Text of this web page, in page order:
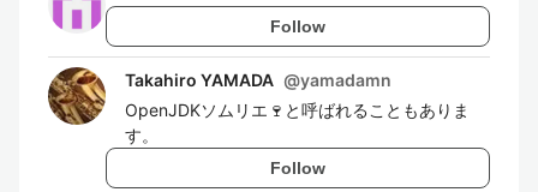
Follow
Takahiro YAMADA @yamadamn
OpenJDKソムリエ🍷と呼ばれることもありま
す。
Follow